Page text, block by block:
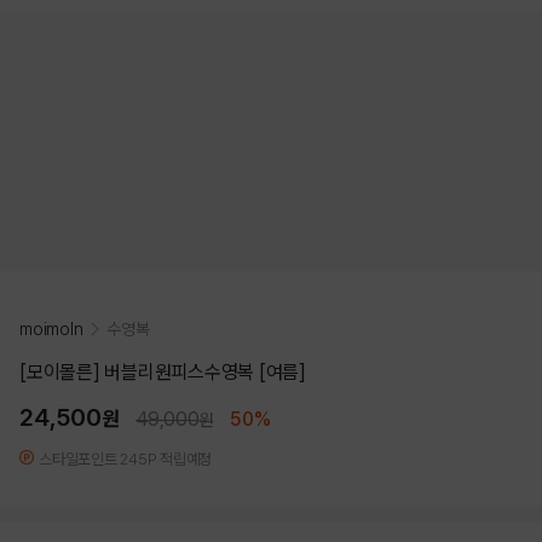
moimoln 수영복
[모이몰른] 버블리원피스수영복 [여름]
24,500원 49,000원 50%
스타일포인트 245P 적립예정